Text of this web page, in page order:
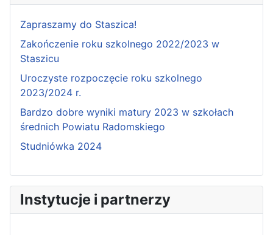
Zapraszamy do Staszica!
Zakończenie roku szkolnego 2022/2023 w
Staszicu
Uroczyste rozpoczęcie roku szkolnego
2023/2024 r.
Bardzo dobre wyniki matury 2023 w szkołach
średnich Powiatu Radomskiego
Studniówka 2024
Instytucje i partnerzy